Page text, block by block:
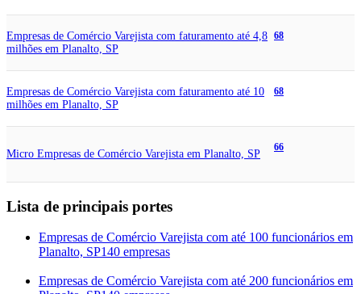
Empresas de Comércio Varejista com faturamento até 4,8
milhões em Planalto, SP
68
Empresas de Comércio Varejista com faturamento até 10
milhões em Planalto, SP
68
Micro Empresas de Comércio Varejista em Planalto, SP
66
Lista de principais portes
Empresas de Comércio Varejista com até 100 funcionários em
Planalto, SP140 empresas
Empresas de Comércio Varejista com até 200 funcionários em